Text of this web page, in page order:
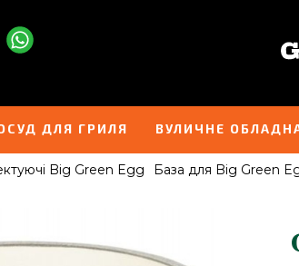
ДЛЯ ГРИЛЯ ВУЛИЧНЕ
Big Green Egg База для Big Green